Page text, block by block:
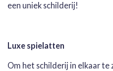
een uniek schilderij!
Luxe spielatten
Om het schilderij in elkaar